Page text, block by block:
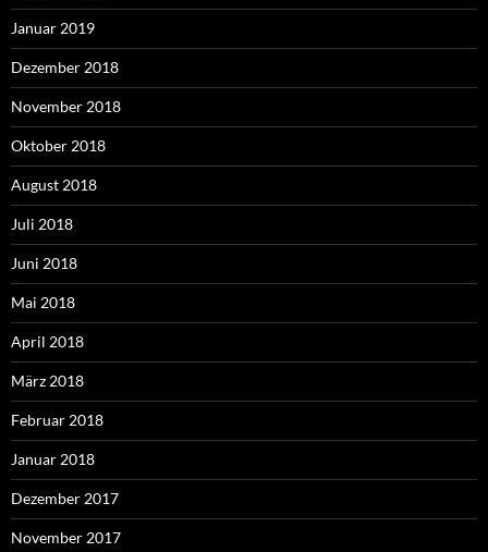
Januar 2019
Dezember 2018
November 2018
Oktober 2018
August 2018
Juli 2018
Juni 2018
Mai 2018
April 2018
März 2018
Februar 2018
Januar 2018
Dezember 2017
November 2017